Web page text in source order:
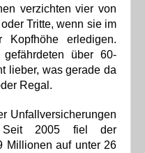
verzichten vier von
Tritte, wenn sie im
Kopfhöhe erledigen.
über 60-
lieber, was gerade da
Regal.
Unfallversicherungen
Seit 2005 fiel der
Millionen auf unter 26